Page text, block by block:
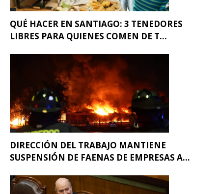
QUÉ HACER EN SANTIAGO: 3 TENEDORES
LIBRES PARA QUIENES COMEN DE T...
DIRECCIÓN DEL TRABAJO MANTIENE
SUSPENSIÓN DE FAENAS DE EMPRESAS A...